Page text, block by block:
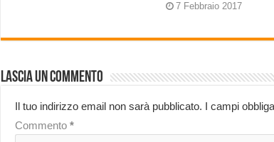
7 Febbraio 2017
Lascia un commento
Il tuo indirizzo email non sarà pubblicato. I campi
Commento *